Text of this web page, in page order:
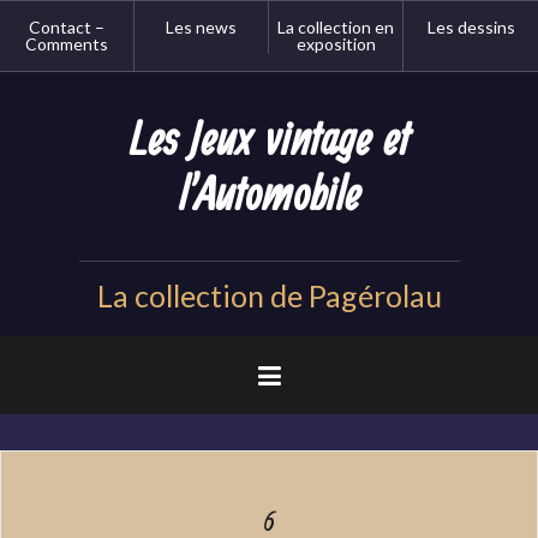
Contact –
Comments
Les news
La collection en
exposition
Les dessins
Les Jeux vintage et
l'Automobile
La collection de Pagérolau
6